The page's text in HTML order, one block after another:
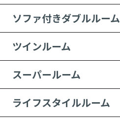
ソファ付きダブルルーム
ツインルーム
スーパールーム
ライフスタイルルーム